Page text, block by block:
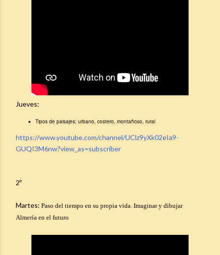
Jueves:
Tipos de paisajes; urbano, costero, montañoso, rural
https://www.youtube.com/channel/UClz9yXk02eIa9-
GUQI3M6nw?view_as=subscriber
2º
Martes: Paso del tiempo en su propia vida. Imaginar y dibujar
Almería en el futuro